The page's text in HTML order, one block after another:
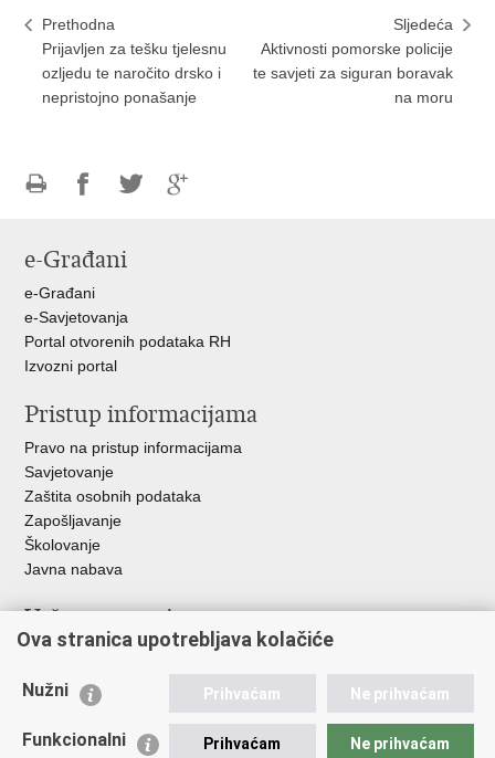
Prethodna
​Prijavljen za tešku tjelesnu
ozljedu te naročito drsko i
nepristojno ponašanje
Sljedeća
Aktivnosti pomorske policije
te savjeti za siguran boravak
na moru
FacebookuTwitteru
e-Građani
e-Građani
e-Savjetovanja
Portal otvorenih podataka RH
Izvozni portal
Pristup informacijama
Pravo na pristup informacijama
Savjetovanje
Zaštita osobnih podataka
Zapošljavanje
Školovanje
Javna nabava
Važne poveznice
Ministarstvo unutarnjih poslova
Udruge
Policijska akademija
Ova stranica upotrebljava kolačiće
Nužni Prihvaćam Ne prihvaćam
Funkcionalni Prihvaćam Ne prihvaćam